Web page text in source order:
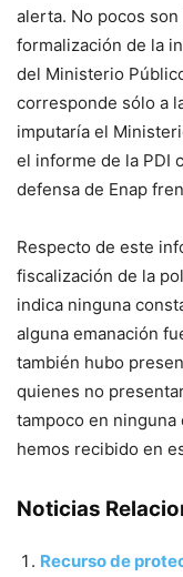
alerta. No pocos
formalización de la
del Ministerio
corresponde sólo a
imputaría el
el informe de la PDI
defensa de Enap
Respecto de este
fiscalización de la
indica ninguna
alguna emanación
también hubo
quienes no
tampoco en
hemos recibido en
Noticias
Recurso de